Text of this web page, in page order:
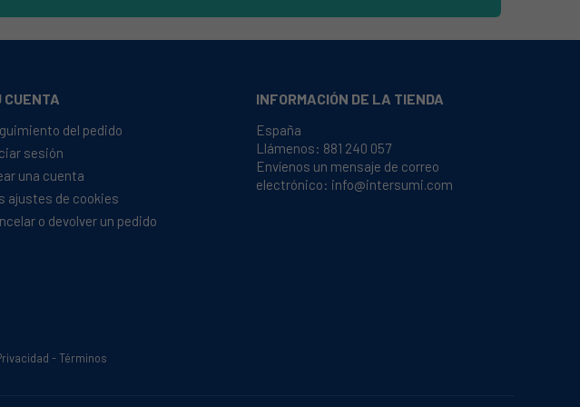
CUENTA
del pedido
sesión
una cuenta
ajustes de cookies
o devolver un pedido
INFORMACIÓN DE LA TIENDA
España
Llámenos: 881 240 057
Envíenos un mensaje de correo
electrónico: info@intersumi.com
-Términos